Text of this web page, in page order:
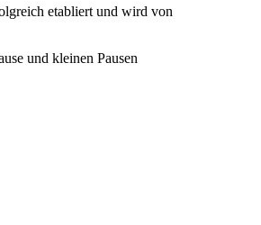
etabliert und wird von
und kleinen Pausen